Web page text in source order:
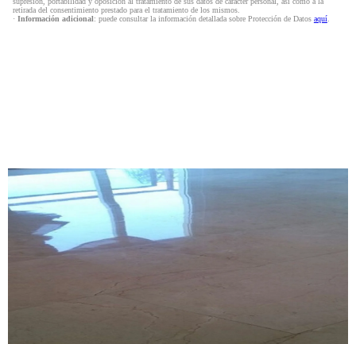
retirada del consentimiento prestado para el tratamiento de los mismos.
· Información adicional: puede consultar la información detallada sobre Protección de Datos aquí.